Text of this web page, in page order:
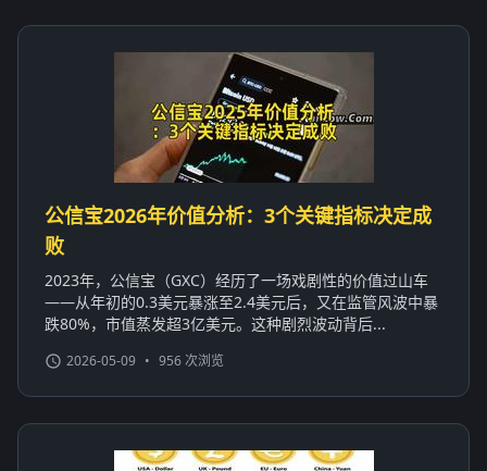
公信宝2026年价值分析：3个关键指标决定成
败
2023年，公信宝（GXC）经历了一场戏剧性的价值过山车
——从年初的0.3美元暴涨至2.4美元后，又在监管风波中暴
跌80%，市值蒸发超3亿美元。这种剧烈波动背后...
2026-05-09 • 956 次浏览